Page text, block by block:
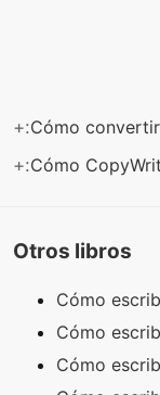
+:Cómo
+:Cómo
Otros libros
Cómo
Cómo
Cómo